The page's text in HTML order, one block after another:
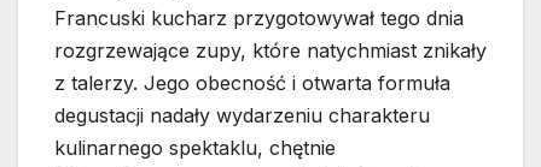
Francuski kucharz przygotowywał tego dnia
rozgrzewające zupy, które natychmiast znikały
z talerzy. Jego obecność i otwarta formuła
degustacji nadały wydarzeniu charakteru
kulinarnego spektaklu, chętnie